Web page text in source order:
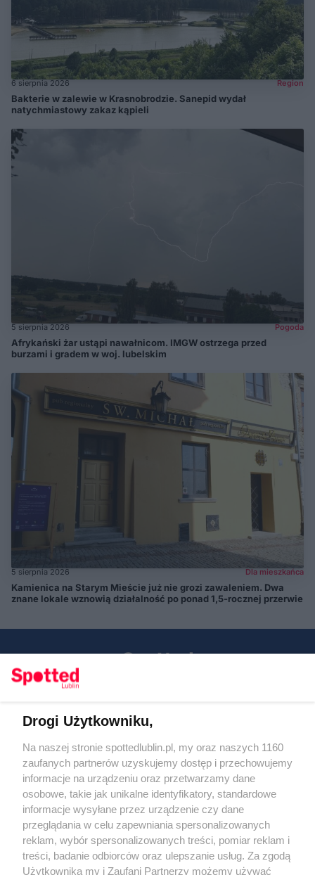
6 sierpnia 2026 Region
Bakterie w zalewie w Krasnobrodzie. Sanepid wydał
natychmiastowy zakaz kąpieli
5 sierpnia 2026 Pogoda
Afrykański żar ustąpi nawałnicom. IMGW ostrzega przed
burzami i gradem w woj. lubelskim
5 sierpnia 2026 Dla mieszkańca
Kamienica na Starym Mieście już nie grozi zawaleniem. Dwa
znane lokale wznowią działalność po ponad 1,5-rocznej przerwie
KATEGORIE
OGŁOSZENIA
Regulamin
Polityka prywatności
RODO
Warunki korzystania z treści
Drogi Użytkowniku,
Na naszej stronie spottedlublin.pl, my oraz naszych 1160
zaufanych partnerów uzyskujemy dostęp i przechowujemy
informacje na urządzeniu oraz przetwarzamy dane
osobowe, takie jak unikalne identyfikatory, standardowe
informacje wysyłane przez urządzenie czy dane
przeglądania w celu zapewniania spersonalizowanych
reklam, wybór spersonalizowanych treści, pomiar reklam i
treści, badanie odbiorców oraz ulepszanie usług. Za zgodą
Użytkownika my i Zaufani Partnerzy możemy używać